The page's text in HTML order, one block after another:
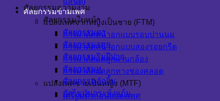
ศัลยกรรมข้ามเพศ
แปลงเพศจากหญิงเป็นชาย (FTM)
การผ่าตัดหน้าอกแบบรอบปานนม
การผ่าตัดหน้าอกแบบสองรอยกรีด
การผ่าตัดมดลูกผ่านกล้อง
การผ่าตัดมดลูกทางช่องคลอด
แปลงเพศชายเป็นหญิง (MTF)
เตรียมตัวก่อนแปลงเพศ
ศัลยกรรมความงาม
ศัลยกรรมใบหน้า
ศัลยกรรมตา
ศัลยกรรมจมูก
ศัลยกรรมริมฝีปาก
ศัลยกรรมหู
ศัลยกรรมลักยิ้ม
ตัดไขมันกระพุ้งแก้ม